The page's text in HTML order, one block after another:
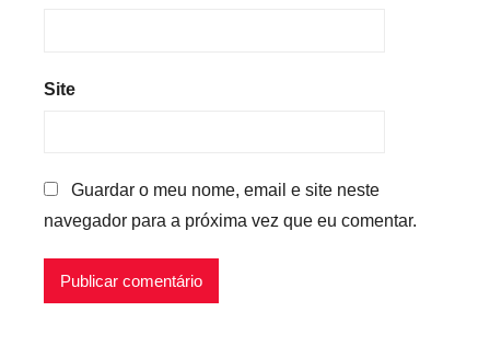
Site
Guardar o meu nome, email e site neste
navegador para a próxima vez que eu comentar.